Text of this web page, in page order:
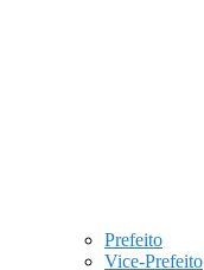
Prefeito
Vice-Prefeito